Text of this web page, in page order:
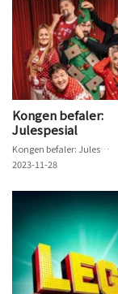
Kongen befaler:
Julespesial
Kongen befaler: Julespesial
2023-11-28